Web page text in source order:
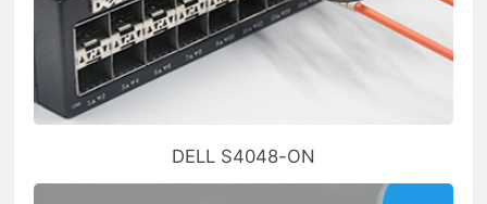
DELL S4048-ON